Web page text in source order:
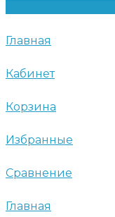
Главная
Кабинет
Корзина
Избранные
Сравнение
Главная